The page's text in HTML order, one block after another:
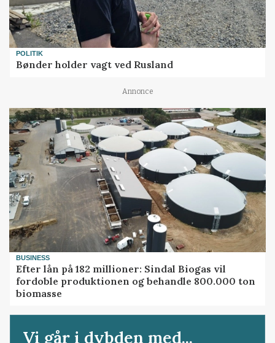
POLITIK
Bønder holder vagt ved Rusland
Annonce
BUSINESS
Efter lån på 182 millioner: Sindal Biogas vil
fordoble produktionen og behandle 800.000 ton
biomasse
Vi går i dybden med...